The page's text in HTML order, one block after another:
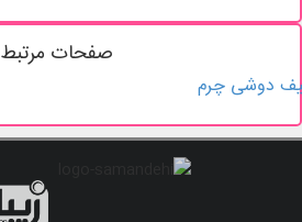
صفحات مرتبط
دوشی چرم